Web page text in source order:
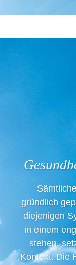
gründlich
diejenigen
in einem
stehen,
Kontext. Die